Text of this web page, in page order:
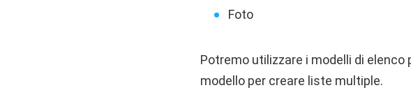
Foto
Potremo utilizzare i modelli di
modello per creare liste multiple.